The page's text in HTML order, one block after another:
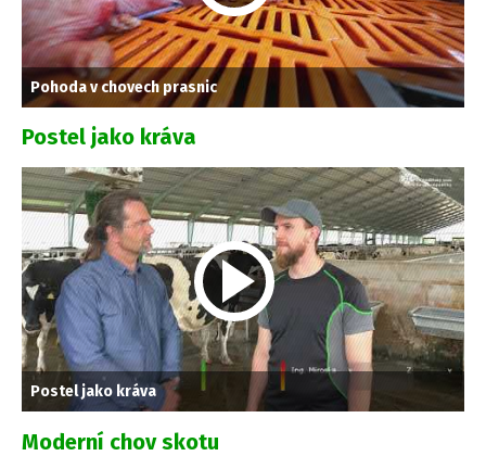
Pohoda v chovech prasnic
Postel jako kráva
Postel jako kráva
Moderní chov skotu